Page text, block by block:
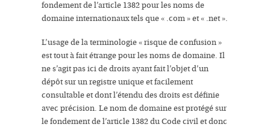
fondement de l’article 1382 pour les noms de
domaine internationaux tels que « .com » et « .net ».
L’usage de la terminologie «risque de confusion»
est tout à fait étrange pour les noms de domaine. Il
ne s’agit pas ici de droits ayant fait l’objet d’un
dépôt sur un registre unique et facilement
consultable et dont l’étendu des droits est définie
avec précision. Lenom de domaineest protégé sur
le fondement de l’article 1382du Code civil et donc